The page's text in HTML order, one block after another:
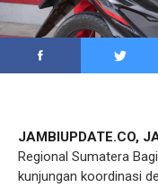
JAMBIUPDATE.CO,
Regional Sumatera
kunjungan koordinasi